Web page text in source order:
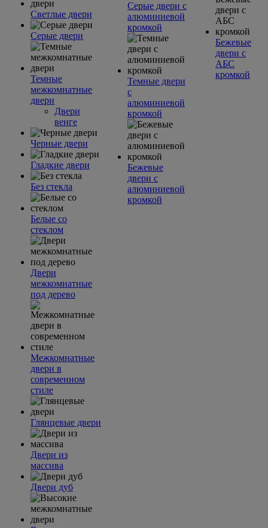
Светлые двери
Серые двери
Темные
межкомнатные
двери
Двери
венге
Черные двери
Гладкие двери
Без стекла
Белые со
стеклом
Двери
межкомнатные
под дерево
Межкомнатные
двери в
современном
стиле
Глянцевые двери
Двери из
массива
Двери дуб
Серые двери с
алюминиевой
кромкой
Темные двери
с
алюминиевой
кромкой
Бежевые
двери с
алюминиевой
кромкой
Бежевые
двери с
АБС
кромкой